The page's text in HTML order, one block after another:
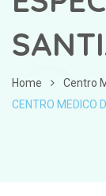
Home
Centro
CENTRO MEDICO